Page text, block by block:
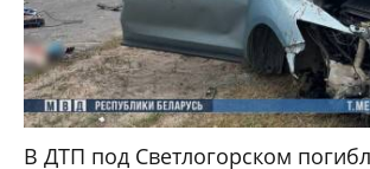
В ДТП под Светлогорском